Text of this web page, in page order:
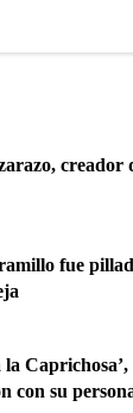
creador
fue
con su